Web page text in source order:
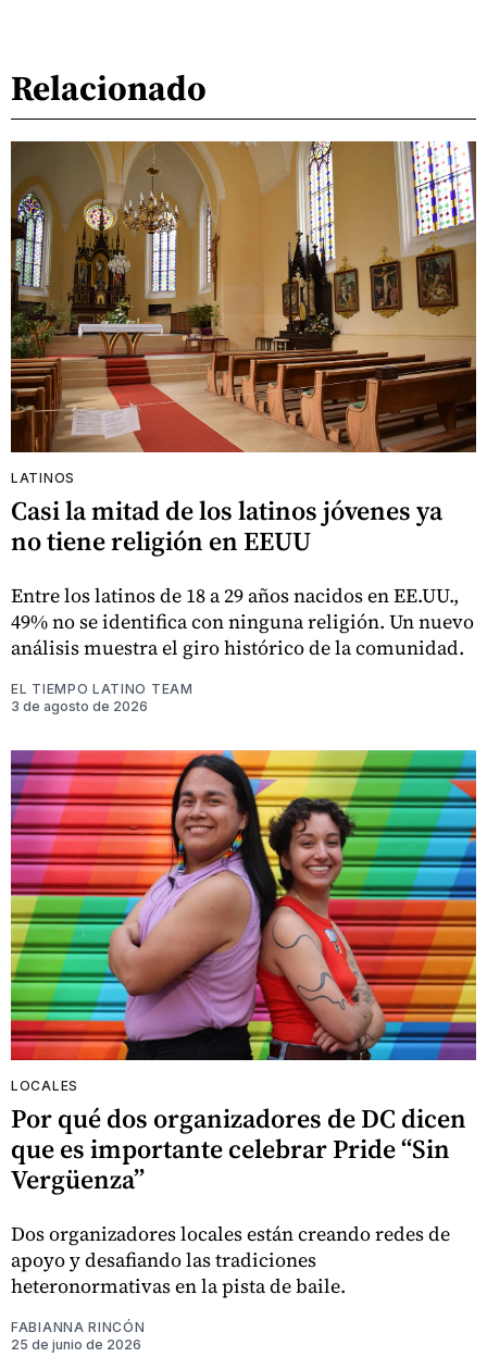
Relacionado
LATINOS
Casi la mitad de los latinos jóvenes ya
no tiene religión en EEUU
Entre los latinos de 18 a 29 años nacidos en EE.UU.,
49% no se identifica con ninguna religión. Un nuevo
análisis muestra el giro histórico de la comunidad.
EL TIEMPO LATINO TEAM
3 de agosto de 2026
LOCALES
Por qué dos organizadores de DC dicen
que es importante celebrar Pride “Sin
Vergüenza”
Dos organizadores locales están creando redes de
apoyo y desafiando las tradiciones
heteronormativas en la pista de baile.
FABIANNA RINCÓN
25 de junio de 2026